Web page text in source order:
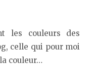
les couleurs des
celle qui pour moi
couleur…